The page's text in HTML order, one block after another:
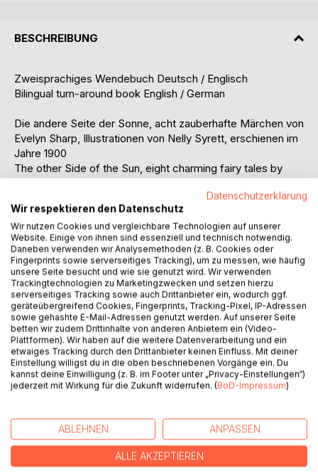
BESCHREIBUNG
Zweisprachiges Wendebuch Deutsch / Englisch
Bilingual turn-around book English / German
Die andere Seite der Sonne, acht zauberhafte Märchen von
Evelyn Sharp, Illustrationen von Nelly Syrett, erschienen im
Jahre 1900
The other Side of the Sun, eight charming fairy tales by
Prinzen, Prinzessinnen, Hexen, Kobolde und Feen,
Geschichten aus dem Land vor oder hinter der Sonne, nicht
nur für Kinder, sondern auch Erwachsene, die ihre Träume
noch nicht ganz verloren haben.
Princes, Princesses, Witches, Wymps and Fairies, stories
from the land before and behind the sun, not only for
children, but also for adults, who haven't lost their dreams
completely.
Zweisprachig Deutsch / Englisch, wende das Buch über
Kopf und lese die englische Version.
the German version.
Interessant auch für zweisprachige Menschen, Kinder die
zweisprachig aufwachsen oder Leute, welche die andere
Datenschutzerklärung
Wir respektieren den Datenschutz
Wir nutzen Cookies und vergleichbare Technologien auf unserer
Website. Einige von ihnen sind essenziell und technisch notwendig.
Daneben verwenden wir Analysemethoden (z. B. Cookies oder
Fingerprints sowie serverseitiges Tracking), um zu messen, wie häufig
unsere Seite besucht und wie sie genutzt wird. Wir verwenden
Trackingtechnologien zu Marketingzwecken und setzen hierzu
serverseitiges Tracking sowie auch Drittanbieter ein, wodurch ggf.
geräteübergreifend Cookies, Fingerprints, Tracking-Pixel, IP-Adressen
sowie gehashte E-Mail-Adressen genutzt werden. Auf unserer Seite
betten wir zudem Drittinhalte von anderen Anbietern ein (Video-
Plattformen). Wir haben auf die weitere Datenverarbeitung und ein
etwaiges Tracking durch den Drittanbieter keinen Einfluss. Mit deiner
Einstellung willigst du in die oben beschriebenen Vorgänge ein. Du
kannst deine Einwilligung (z. B. im Footer unter „Privacy-Einstellungen“)
jederzeit mit Wirkung für die Zukunft widerrufen. (BoD-Impressum)
ABLEHNEN ANPASSEN
ALLE AKZEPTIEREN